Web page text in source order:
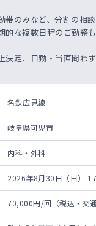
のみなど、分割の相談
的な複数日程のご勤務
定、日勤・当直問わ
名鉄広見線
岐阜県可児市
内科・外科
2026年8月30日（日）
70,000円/回（税込・交通